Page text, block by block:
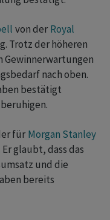
von der Royal
Trotz der höheren
Gewinnerwartungen
nach oben.
bestätigt
für Morgan Stanley
glaubt, dass das
und die
bereits